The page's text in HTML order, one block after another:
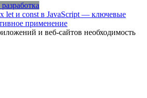
let и const в JavaScript — ключевые
применение
и веб-сайтов необходимость